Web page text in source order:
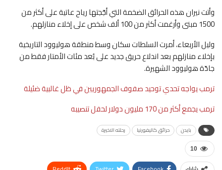
وأتت نيران هذه الحرائق الضخمة التي أجّجتها رياح عاتية على أكثر من
1500 مبنى وأرغمت أكثر من 100 ألف شخص على إخلاء منازلهم.
وليل الأربعاء، أمرت السلطات سكان وسط منطقة هوليوود التاريخية
بإخلاء منازلهم بعد اندلاع حريق جديد على بُعد مئات الأمتار فقط من
جادّة هوليوود الشهيرة.
ترمب يواجه تحدي توحيد صفوف الجمهوريين في ظل غالبية ضئيلة
ترمب يجمع أكثر من 170 مليون دولار لحفل تنصيبه
بايدن حرائق كاليفورنيا رحلته الاخيرة
10